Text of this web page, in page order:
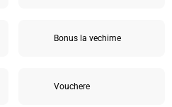
Bonus la vechime
Vouchere